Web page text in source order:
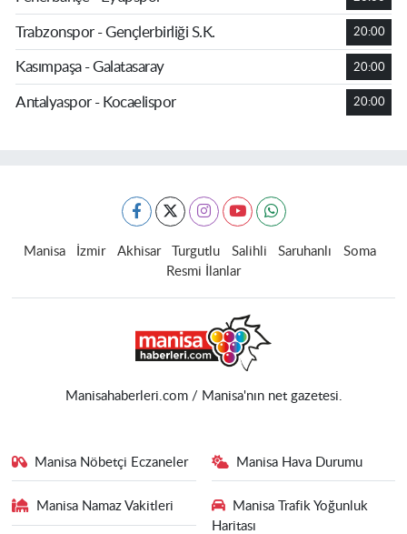
Trabzonspor - Gençlerbirliği S.K. 20:00
Kasımpaşa - Galatasaray 20:00
Antalyaspor - Kocaelispor 20:00
Manisa İzmir Akhisar Turgutlu Salihli Saruhanlı
Soma
Resmi İlanlar
Manisahaberleri.com / Manisa'nın net gazetesi.
Manisa Nöbetçi Eczaneler Manisa Hava Durumu
Manisa Namaz Vakitleri
Manisa Trafik Yoğunluk
Haritası